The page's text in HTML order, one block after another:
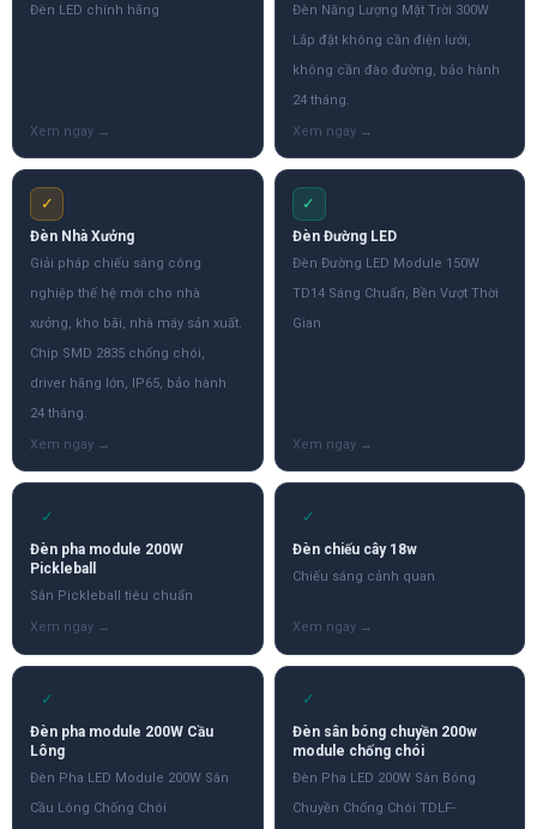
Đèn LED chính hãng
Đèn Năng Lượng Mặt Trời 300W
Lắp đặt không cần điện lưới,
không cần đào đường, bảo hành
24 tháng.
✓
Đèn Nhà Xưởng
Giải pháp chiếu sáng công
nghiệp thế hệ mới cho nhà
xưởng, kho bãi, nhà máy sản xuất.
Chip SMD 2835 chống chói,
driver hãng lớn, IP65, bảo hành
24 tháng.
✓
Đèn Đường LED
Đèn Đường LED Module 150W
TD14 Sáng Chuẩn, Bền Vượt Thời
Gian
✓
Đèn pha module 200W
Pickleball
Sân Pickleball tiêu chuẩn
✓
Đèn chiếu cây 18w
Chiếu sáng cảnh quan
✓
Đèn pha module 200W Cầu
Lông
Đèn Pha LED Module 200W Sân
Cầu Lông Chống Chói
✓
Đèn sân bóng chuyền 200w
module chống chói
Đèn Pha LED 200W Sân Bóng
Chuyền Chống Chói TDLF-